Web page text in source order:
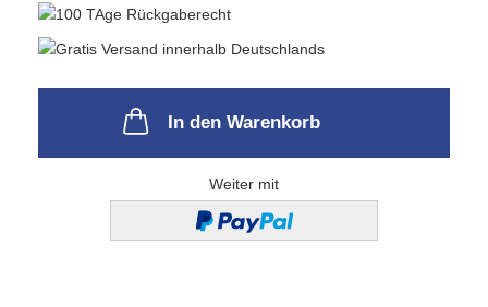
In den Warenkorb
Weiter mit